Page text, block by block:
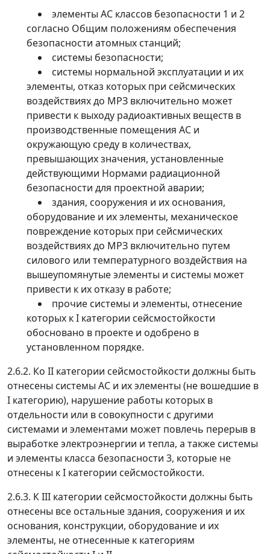
элементы АС классов безопасности 1 и 2
согласно Общим положениям обеспечения
безопасности атомных станций;
системы безопасности;
системы нормальной эксплуатации и их
элементы, отказ которых при сейсмических
воздействиях до МРЗ включительно может
привести к выходу радиоактивных веществ в
производственные помещения АС и
окружающую среду в количествах,
превышающих значения, установленные
действующими Нормами радиационной
безопасности для проектной аварии;
здания, сооружения и их основания,
оборудование и их элементы, механическое
повреждение которых при сейсмических
воздействиях до МРЗ включительно путем
силового или температурного воздействия на
вышеупомянутые элементы и системы может
привести к их отказу в работе;
прочие системы и элементы, отнесение
которых к I категории сейсмостойкости
обосновано в проекте и одобрено в
установленном порядке.
2.6.2. Ко II категории сейсмостойкости должны быть
отнесены системы АС и их элементы (не вошедшие в
I категорию), нарушение работы которых в
отдельности или в совокупности с другими
системами и элементами может повлечь перерыв в
выработке электроэнергии и тепла, а также системы
и элементы класса безопасности 3, которые не
отнесены к I категории сейсмостойкости.
2.6.3. К III категории сейсмостойкости должны быть
отнесены все остальные здания, сооружения и их
основания, конструкции, оборудование и их
элементы, не отнесенные к категориям